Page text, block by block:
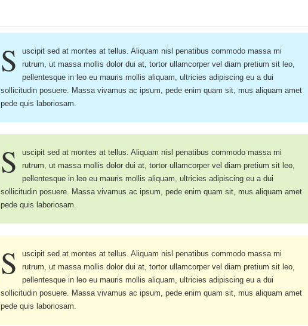
S
uscipit sed at montes at tellus. Aliquam nisl penatibus commodo massa mi
rutrum, ut massa mollis dolor dui at, tortor ullamcorper vel diam pretium sit leo,
pellentesque in leo eu mauris mollis aliquam, ultricies adipiscing eu a dui
sollicitudin posuere. Massa vivamus ac ipsum, pede enim quam sit, mus aliquam amet
pede quis laboriosam.
S
uscipit sed at montes at tellus. Aliquam nisl penatibus commodo massa mi
rutrum, ut massa mollis dolor dui at, tortor ullamcorper vel diam pretium sit leo,
pellentesque in leo eu mauris mollis aliquam, ultricies adipiscing eu a dui
sollicitudin posuere. Massa vivamus ac ipsum, pede enim quam sit, mus aliquam amet
pede quis laboriosam.
S
uscipit sed at montes at tellus. Aliquam nisl penatibus commodo massa mi
rutrum, ut massa mollis dolor dui at, tortor ullamcorper vel diam pretium sit leo,
pellentesque in leo eu mauris mollis aliquam, ultricies adipiscing eu a dui
sollicitudin posuere. Massa vivamus ac ipsum, pede enim quam sit, mus aliquam amet
pede quis laboriosam.